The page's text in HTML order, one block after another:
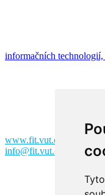
informačních
www.fit.vut.cz
info@fit.vut.cz